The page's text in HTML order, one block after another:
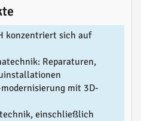
konzentriert sich auf
Reparaturen,
mit 3D-
einschließlich